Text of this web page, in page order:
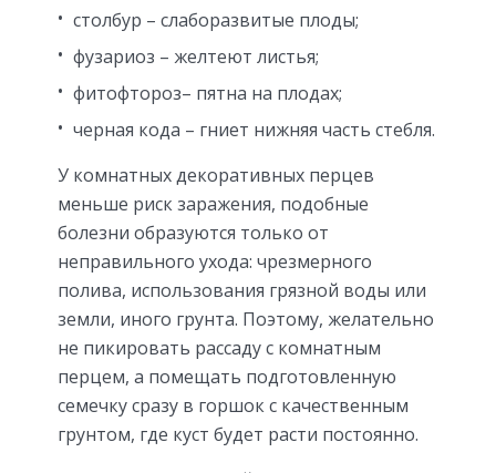
столбур – слаборазвитые плоды;
фузариоз – желтеют листья;
фитофтороз– пятна на плодах;
черная кода – гниет нижняя часть стебля.
У комнатных декоративных перцев
меньше риск заражения, подобные
болезни образуются только от
неправильного ухода: чрезмерного
полива, использования грязной воды или
земли, иного грунта. Поэтому, желательно
не пикировать рассаду с комнатным
перцем, а помещать подготовленную
семечку сразу в горшок с качественным
грунтом, где куст будет расти постоянно.